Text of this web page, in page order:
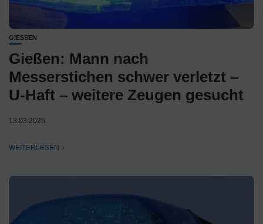
GIESSEN
Gießen: Mann nach
Messerstichen schwer verletzt –
U-Haft – weitere Zeugen gesucht
13.03.2025
WEITERLESEN